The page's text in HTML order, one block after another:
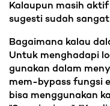
Kalaupun masih
sugesti sudah
Bagaimana kalau
Untuk menghadapi
gunakan dalam
mem-bypass fungsi
bisa menggunakan